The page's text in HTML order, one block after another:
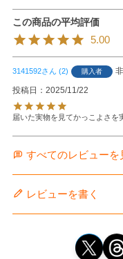
5.00
3141592 2 購入者
投稿日
2025/11/22
届いた実物を見てかっこよさを
すべてのレビューを
レビューを書く